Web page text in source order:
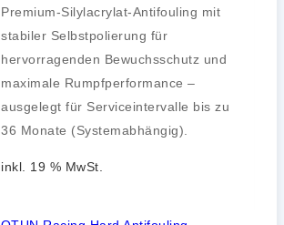
Premium-Silylacrylat-Antifouling mit
stabiler Selbstpolierung für
hervorragenden Bewuchsschutz und
maximale Rumpfperformance –
ausgelegt für Serviceintervalle bis zu
36 Monate (Systemabhängig).
inkl. 19 % MwSt.